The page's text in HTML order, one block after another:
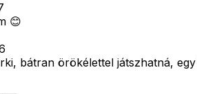
😊
bátran örökélettel játszhatná,